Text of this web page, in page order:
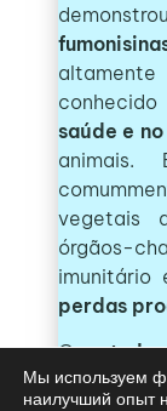
conhecido
saúde e
animais.
vegetais
órgãos-
imunitário
perdas
Os
Мы используем
наилучший опыт